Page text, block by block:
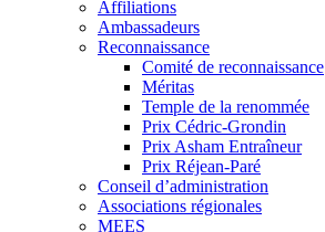
Affiliations
Ambassadeurs
Reconnaissance
Comité de reconnaissance
Méritas
Temple de la renommée
Prix Cédric-Grondin
Prix Asham Entraîneur
Prix Réjean-Paré
Conseil d’administration
Associations régionales
MEES